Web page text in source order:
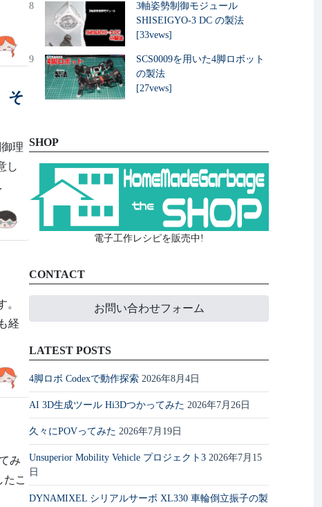
そ
理
し
。
経
み
こ
8
3軸姿勢制御モジュール
SHISEIGYO-3 DC の製法
[33vews]
9
SCS0009を用いた4脚ロボット
の製法
[27vews]
SHOP
電子工作レシピを販売中!
CONTACT
お問い合わせフォーム
LATEST POSTS
4脚ロボ Codexで動作探索 2026年8月4日
AI 3D生成ツール Hi3Dつかってみた 2026年7月26日
久々にPOVってみた 2026年7月19日
Unsuperior Mobility Vehicle プロジェクト3 2026年7月15
日
DYNAMIXEL シリアルサーボ XL330 車輪倒立振子の製